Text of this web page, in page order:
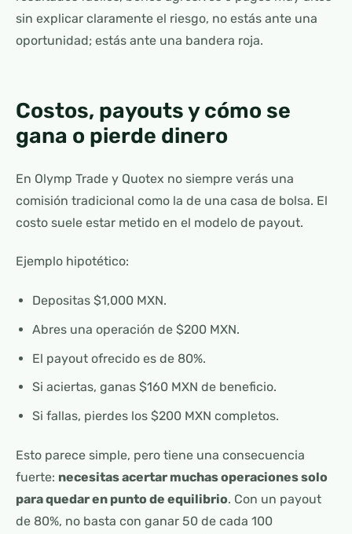
sin explicar claramente el riesgo, no estás ante una
oportunidad; estás ante una bandera roja.
Costos, payouts y cómo se
gana o pierde dinero
En Olymp Trade y Quotex no siempre verás una
comisión tradicional como la de una casa de bolsa. El
costo suele estar metido en el modelo de payout.
Ejemplo hipotético:
Depositas $1,000 MXN.
Abres una operación de $200 MXN.
El payout ofrecido es de 80%.
Si aciertas, ganas $160 MXN de beneficio.
Si fallas, pierdes los $200 MXN completos.
Esto parece simple, pero tiene una consecuencia
fuerte: necesitas acertar muchas operaciones solo
para quedar en punto de equilibrio. Con un payout
de 80%, no basta con ganar 50 de cada 100